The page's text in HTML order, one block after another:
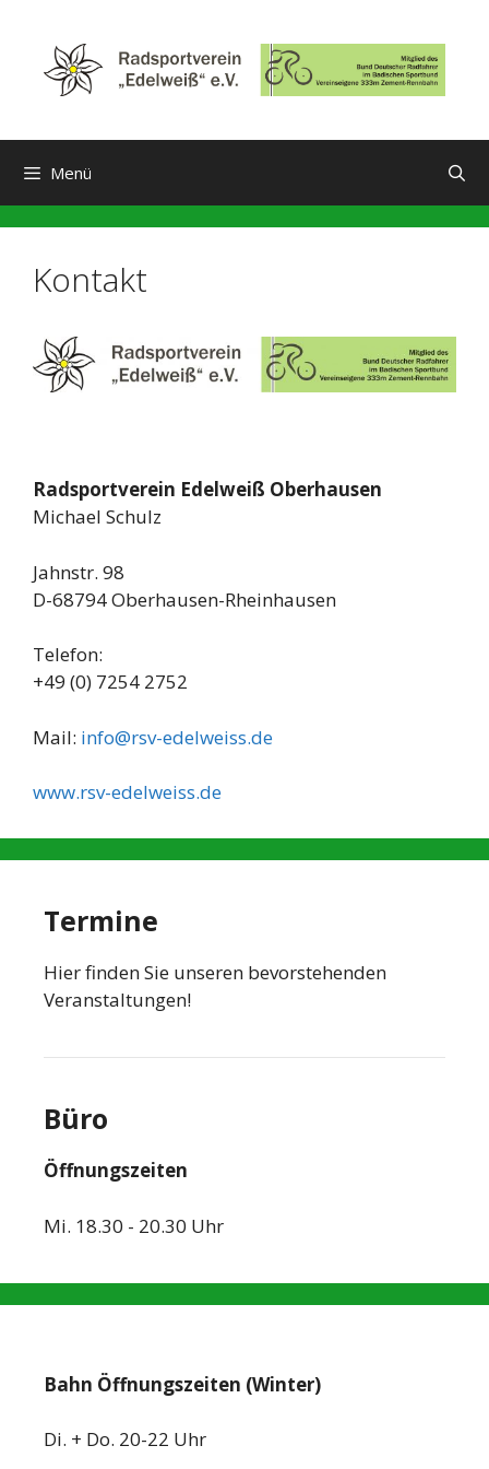
springen
Menü
Kontakt
Radsportverein Edelweiß Oberhausen
Michael Schulz
Jahnstr. 98
D-68794 Oberhausen-Rheinhausen
Telefon:
+49 (0) 7254 2752
Mail: info@rsv-edelweiss.de
www.rsv-edelweiss.de
Termine
Hier finden Sie unseren bevorstehenden
Veranstaltungen!
Büro
Öffnungszeiten
Mi. 18.30 - 20.30 Uhr
Bahn Öffnungszeiten (Winter)
Di. + Do. 20-22 Uhr